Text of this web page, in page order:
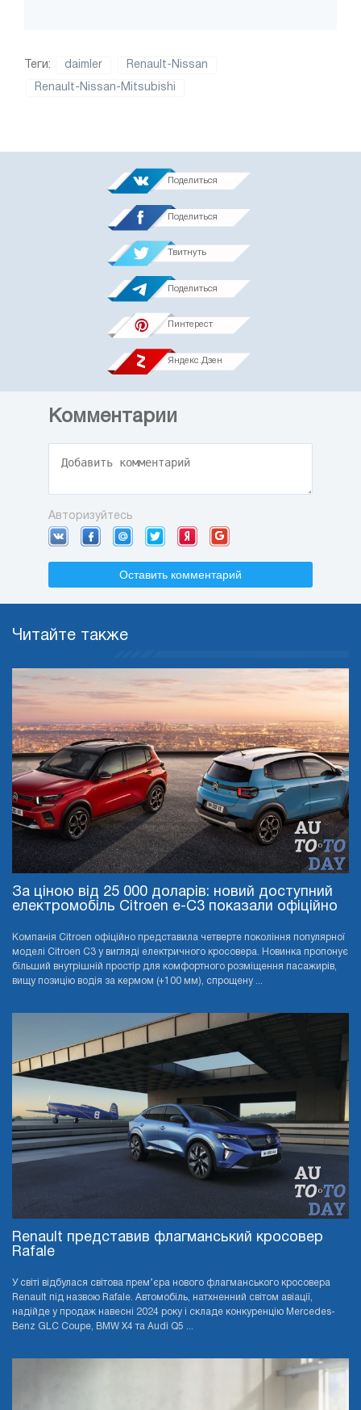
Теги: daimler Renault-Nissan
Renault-Nissan-Mitsubishi
Поделиться
Поделиться
Твитнуть
Поделиться
Пинтерест
Яндекс.Дзен
Комментарии
Авторизуйтесь
Оставить комментарий
Читайте также
За ціною від 25 000 доларів: новий доступний
електромобіль Citroen e-C3 показали офіційно
Компанія Citroen офіційно представила четверте покоління популярної
моделі Citroen C3 у вигляді електричного кросовера. Новинка пропонує
більший внутрішній простір для комфортного розміщення пасажирів,
вищу позицію водія за кермом (+100 мм), спрощену ...
Renault представив флагманський кросовер
Rafale
У світі відбулася світова прем’єра нового флагманського кросовера
Renault під назвою Rafale. Автомобіль, натхненний світом авіації,
надійде у продаж навесні 2024 року і складе конкуренцію Mercedes-
Benz GLC Coupe, BMW X4 та Audi Q5 ...